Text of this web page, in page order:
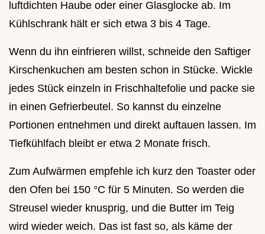
luftdichten Haube oder einer Glasglocke ab. Im
Kühlschrank hält er sich etwa 3 bis 4 Tage.
Wenn du ihn einfrieren willst, schneide den Saftiger
Kirschenkuchen am besten schon in Stücke. Wickle
jedes Stück einzeln in Frischhaltefolie und packe sie
in einen Gefrierbeutel. So kannst du einzelne
Portionen entnehmen und direkt auftauen lassen. Im
Tiefkühlfach bleibt er etwa 2 Monate frisch.
Zum Aufwärmen empfehle ich kurz den Toaster oder
den Ofen bei 150 °C für 5 Minuten. So werden die
Streusel wieder knusprig, und die Butter im Teig
wird wieder weich. Das ist fast so, als käme der